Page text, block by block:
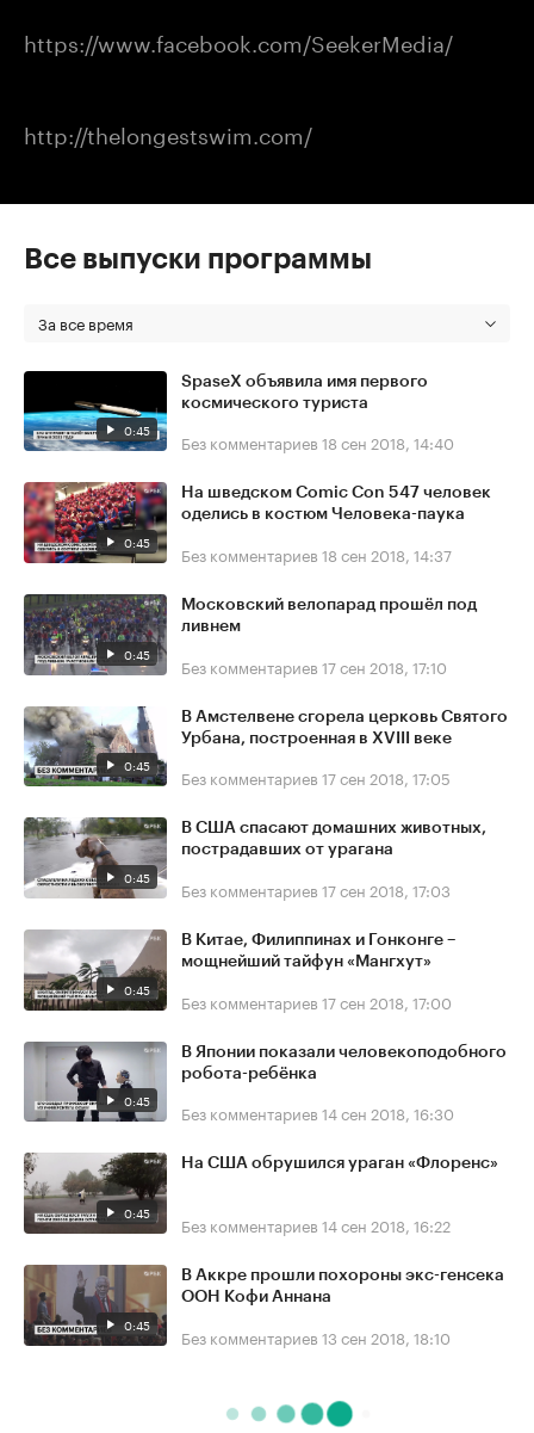
https://www.facebook.com/SeekerMedia/
http://thelongestswim.com/
Все выпуски программы
За все время
0:45
SpaseX объявила имя первого
космического туриста
Без комментариев 18 сен 2018, 14:40
0:45
На шведском Comic Con 547 человек
оделись в костюм Человека-паука
Без комментариев 18 сен 2018, 14:37
0:45
Московский велопарад прошёл под
ливнем
Без комментариев 17 сен 2018, 17:10
0:45
В Амстелвене сгорела церковь Святого
Урбана, построенная в XVIII веке
Без комментариев 17 сен 2018, 17:05
0:45
В США спасают домашних животных,
пострадавших от урагана
Без комментариев 17 сен 2018, 17:03
0:45
В Китае, Филиппинах и Гонконге –
мощнейший тайфун «Мангхут»
Без комментариев 17 сен 2018, 17:00
0:45
В Японии показали человекоподобного
робота-ребёнка
Без комментариев 14 сен 2018, 16:30
0:45
На США обрушился ураган «Флоренс»
Без комментариев 14 сен 2018, 16:22
0:45
В Аккре прошли похороны экс-генсека
ООН Кофи Аннана
Без комментариев 13 сен 2018, 18:10